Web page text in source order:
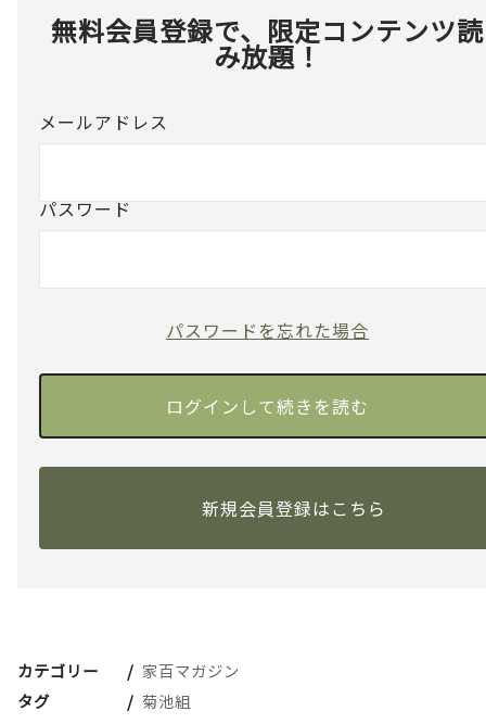
無料会員登録で、限定コンテンツ読
み放題！
メールアドレス
パスワード
パスワードを忘れた場合
新規会員登録はこちら
カテゴリー
家百マガジン
タグ
菊池組